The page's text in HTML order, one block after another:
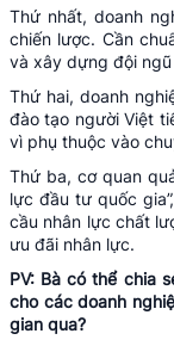
Thứ nhất, doanh
chiến lược. Cần
và xây dựng đội
Thứ hai, doanh
đào tạo người Việt
vì phụ thuộc vào
Thứ ba, cơ quan
lực đầu tư quốc
cầu nhân lực chất
ưu đãi nhân lực.
PV: Bà có thể chia
cho các doanh
gian qua?